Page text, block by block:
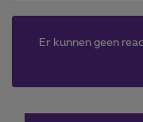
Er kunnen geen